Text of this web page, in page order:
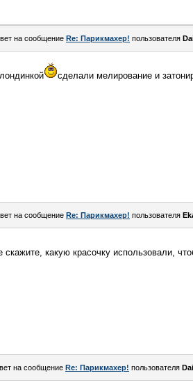
на сообщение Re: Парикмахер! пользователя
сделали мелирование и
на сообщение Re: Парикмахер! пользователя
какую красочку использовали,
на сообщение Re: Парикмахер! пользователя